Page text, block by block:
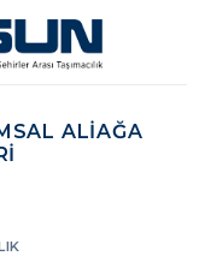
ALIAĞA